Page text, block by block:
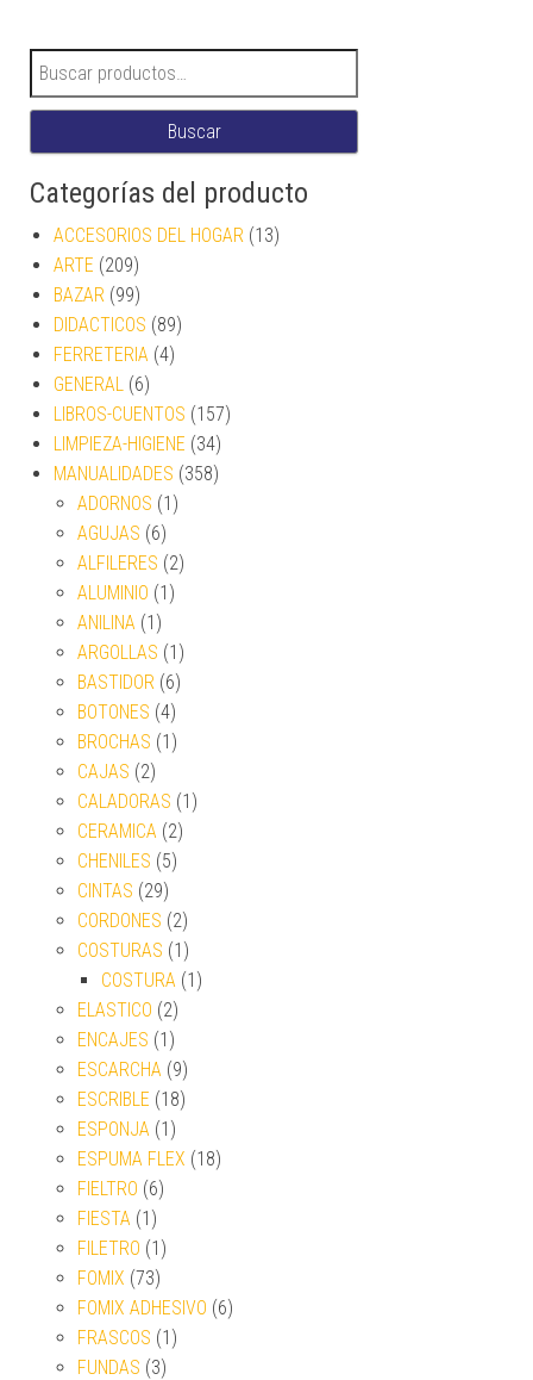
Buscar por:
Buscar
Categorías del producto
ACCESORIOS DEL HOGAR (13)
ARTE (209)
BAZAR (99)
DIDACTICOS (89)
FERRETERIA (4)
GENERAL (6)
LIBROS-CUENTOS (157)
LIMPIEZA-HIGIENE (34)
MANUALIDADES (358)
ADORNOS (1)
AGUJAS (6)
ALFILERES (2)
ALUMINIO (1)
ANILINA (1)
ARGOLLAS (1)
BASTIDOR (6)
BOTONES (4)
BROCHAS (1)
CAJAS (2)
CALADORAS (1)
CERAMICA (2)
CHENILES (5)
CINTAS (29)
CORDONES (2)
COSTURAS (1)
COSTURA (1)
ELASTICO (2)
ENCAJES (1)
ESCARCHA (9)
ESCRIBLE (18)
ESPONJA (1)
ESPUMA FLEX (18)
FIELTRO (6)
FIESTA (1)
FILETRO (1)
FOMIX (73)
FOMIX ADHESIVO (6)
FRASCOS (1)
FUNDAS (3)